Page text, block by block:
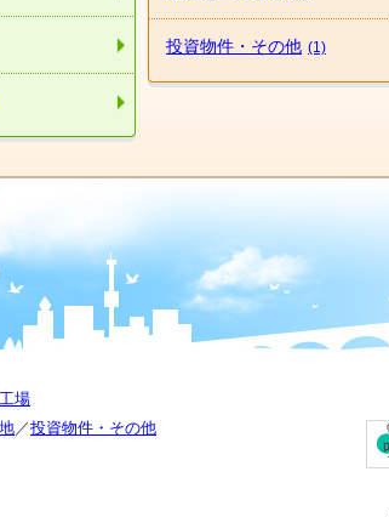
投資物件・その他 (1)
場
／投資物件・その他